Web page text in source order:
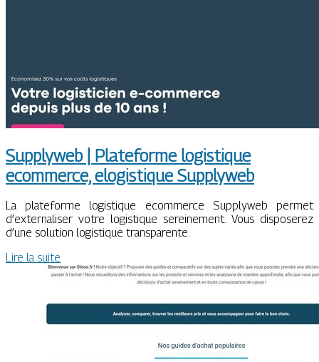
Supplyweb | Plateforme logistique
ecommerce, elogistique Supplyweb
La plateforme logistique ecommerce Supplyweb permet
d’externaliser votre logistique sereinement. Vous disposerez
d’une solution logistique transparente.
Lire la suite